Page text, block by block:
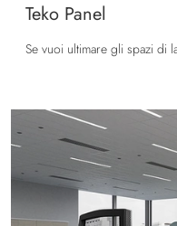
Teko Panel